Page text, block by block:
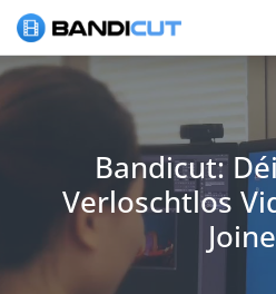
Bandicut:
Verloschtlos